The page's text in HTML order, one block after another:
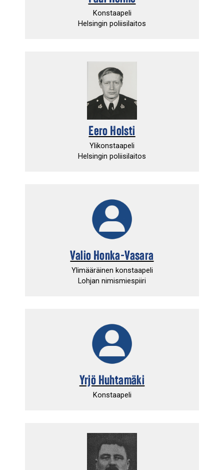
Konstaapeli
Helsingin poliisilaitos
Eero Holsti
Ylikonstaapeli
Helsingin poliisilaitos
Valio Honka-Vasara
Ylimääräinen konstaapeli
Lohjan nimismiespiiri
Yrjö Huhtamäki
Konstaapeli